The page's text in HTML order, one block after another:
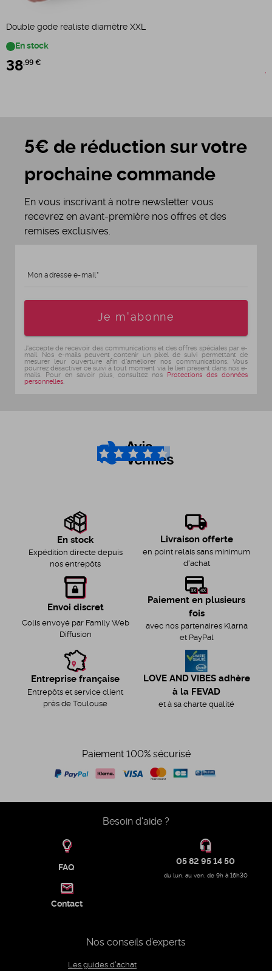
Double gode réaliste diamètre XXL
En stock
38,99 €
5€ de réduction sur votre
prochaine commande
En vous inscrivant à notre newsletter vous
recevrez en avant-première nos offres et des
remises exclusives.
Mon adresse e-mail
Je m'abonne
J'accepte de recevoir des communications et des offres spéciales par e-
mail. Nos e-mails peuvent contenir un pixel de suivi permettant de
mesurer leur ouverture afin d'améliorer nos communications. Vous
pourrez désactiver ce suivi à tout moment via le lien présent dans nos e-
mails. Pour en savoir plus, consultez nos Protections des données
personnelles
4.6/5
En stock
Expédition directe depuis
nos entrepôts
Livraison offerte
en point relais sans minimum
d'achat
Envoi discret
Colis envoyé par Family Web
Diffusion
Paiement en plusieurs
fois
avec nos partenaires Klarna
et PayPal
Entreprise française
Entrepôts et service client
près de Toulouse
LOVE AND VIBES adhère
à la FEVAD
et à sa charte qualité
Paiement 100% sécurisé
Besoin d'aide ?
FAQ
05 82 95 14 50
du lun. au ven. de 9h à 16h30
Contact
Nos conseils d’experts
Les guides d'achat